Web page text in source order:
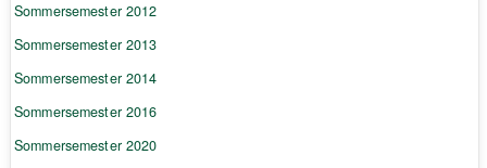
Sommersemester 2012
Sommersemester 2013
Sommersemester 2014
Sommersemester 2016
Sommersemester 2020